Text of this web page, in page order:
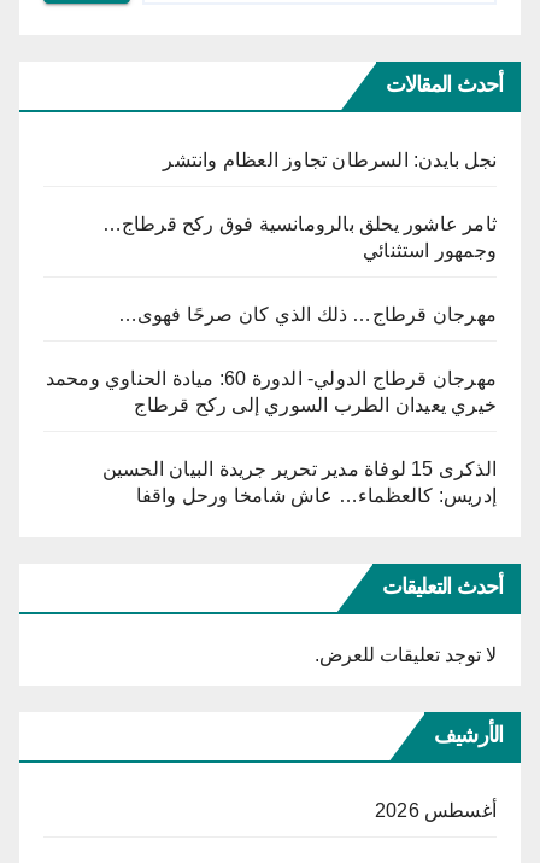
أحدث المقالات
نجل بايدن: السرطان تجاوز العظام وانتشر
ثامر عاشور يحلق بالرومانسية فوق ركح قرطاج…
وجمهور استثنائي
مهرجان قرطاج… ذلك الذي كان صرحًا فهوى…
مهرجان قرطاج الدولي- الدورة 60: ميادة الحناوي ومحمد
خيري يعيدان الطرب السوري إلى ركح قرطاج
الذكرى 15 لوفاة مدير تحرير جريدة البيان الحسين
إدريس: كالعظماء… عاش شامخا ورحل واقفا
أحدث التعليقات
لا توجد تعليقات للعرض.
الأرشيف
أغسطس 2026